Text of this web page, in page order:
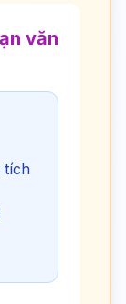
văn
tích